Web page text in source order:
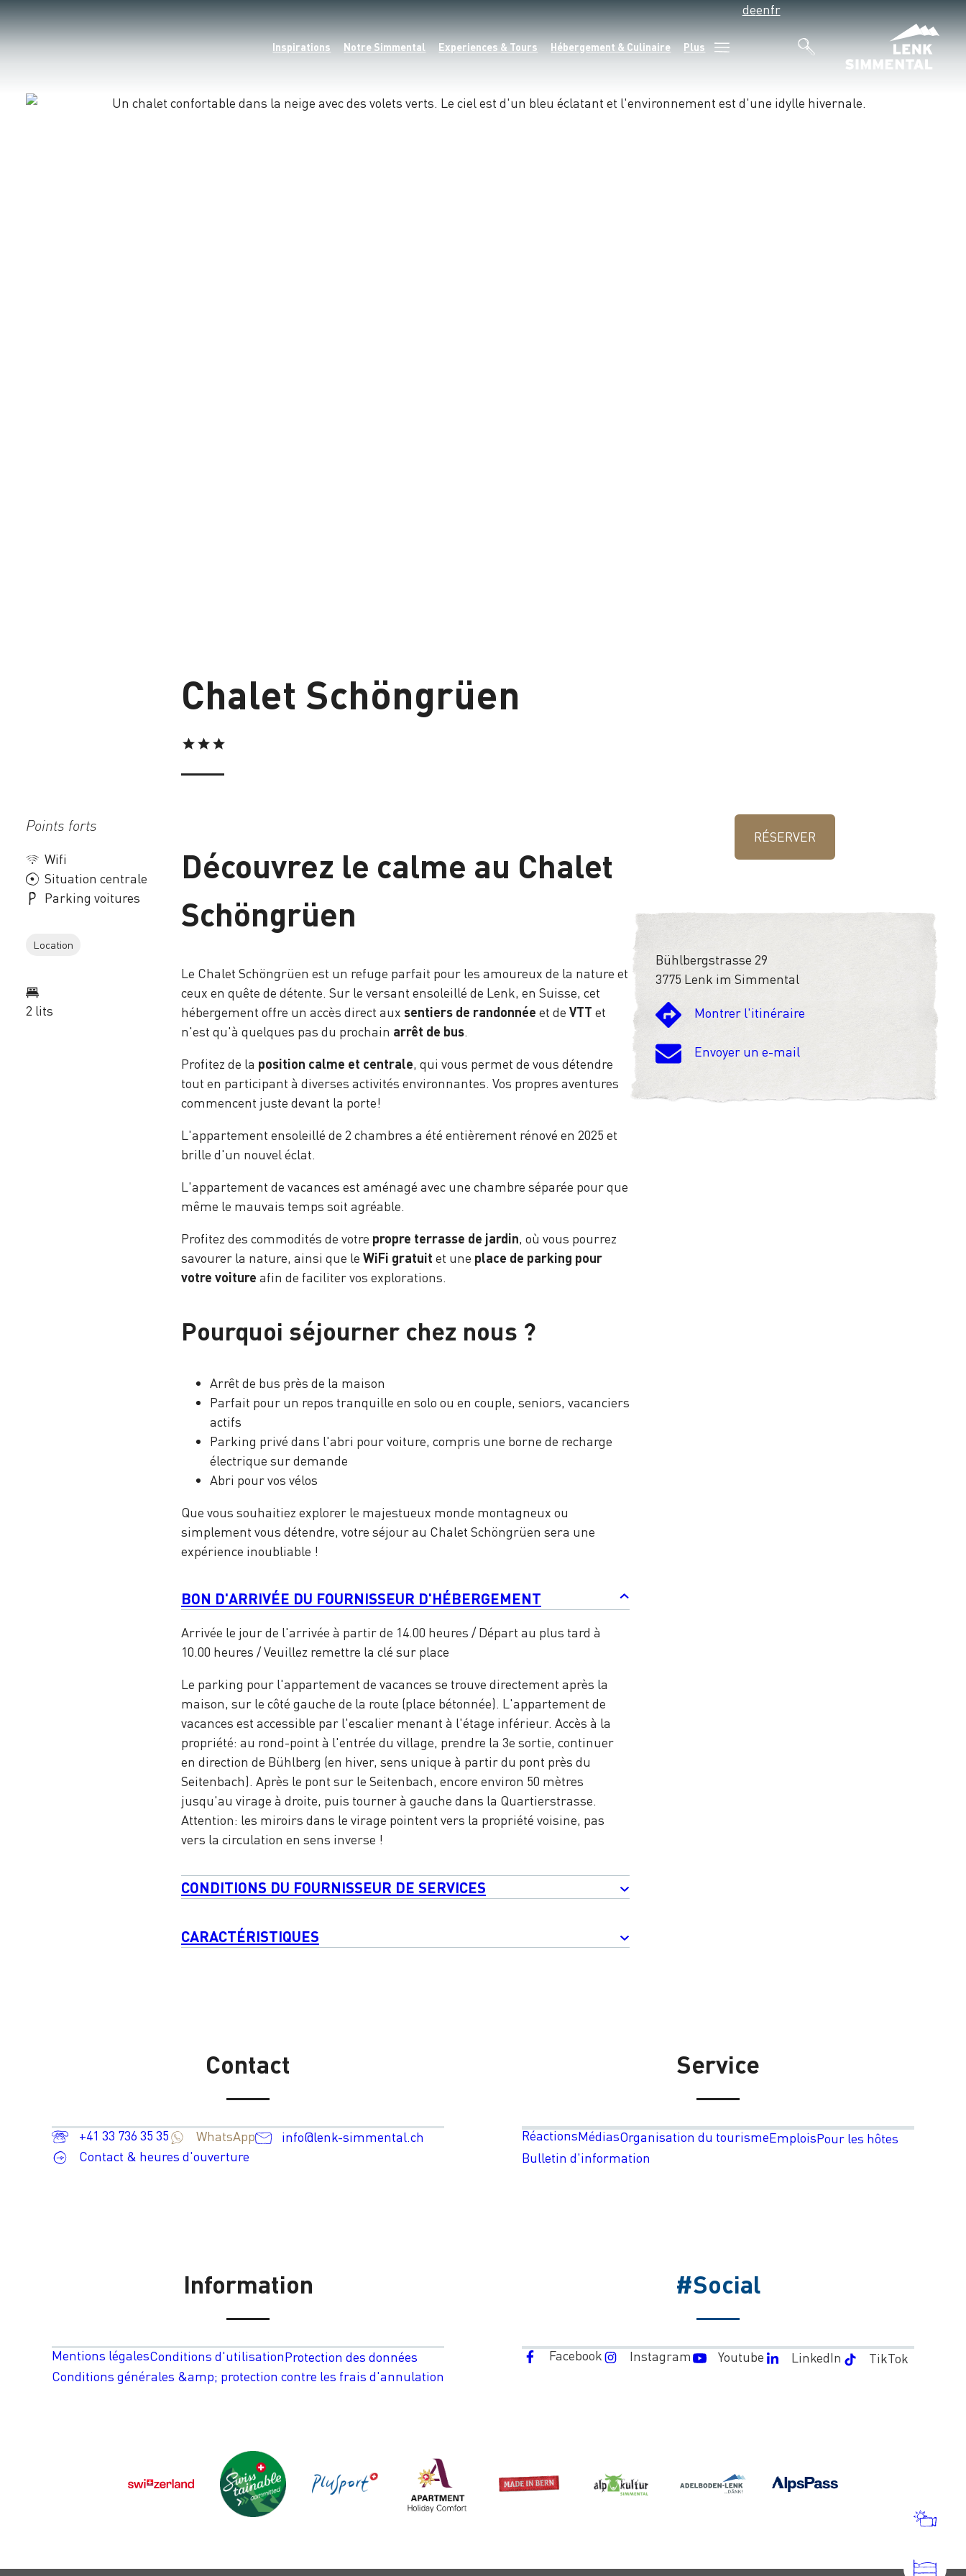
Inspirations Notre Simmental Experiences & Tours Hébergement & Culinaire Plus
deenfr
Chalet Schöngrüen
Points forts
Wifi
Situation centrale
Parking voitures
Location
2 lits
Découvrez le calme au Chalet
Schöngrüen
Le Chalet Schöngrüen est un refuge parfait pour les amoureux de la nature et
ceux en quête de détente. Sur le versant ensoleillé de Lenk, en Suisse, cet
hébergement offre un accès direct aux sentiers de randonnée et de VTT et
n'est qu'à quelques pas du prochain arrêt de bus.
Profitez de la position calme et centrale, qui vous permet de vous détendre
tout en participant à diverses activités environnantes. Vos propres aventures
commencent juste devant la porte!
L'appartement ensoleillé de 2 chambres a été entièrement rénové en 2025 et
brille d'un nouvel éclat.
L'appartement de vacances est aménagé avec une chambre séparée pour que
même le mauvais temps soit agréable.
Profitez des commodités de votre propre terrasse de jardin, où vous pourrez
savourer la nature, ainsi que le WiFi gratuit et une place de parking pour
votre voiture afin de faciliter vos explorations.
Pourquoi séjourner chez nous ?
Arrêt de bus près de la maison
Parfait pour un repos tranquille en solo ou en couple, seniors, vacanciers
actifs
Parking privé dans l'abri pour voiture, compris une borne de recharge
électrique sur demande
Abri pour vos vélos
Que vous souhaitiez explorer le majestueux monde montagneux ou
simplement vous détendre, votre séjour au Chalet Schöngrüen sera une
expérience inoubliable !
BON D'ARRIVÉE DU FOURNISSEUR D'HÉBERGEMENT
Arrivée le jour de l'arrivée à partir de 14.00 heures / Départ au plus tard à
10.00 heures / Veuillez remettre la clé sur place
Le parking pour l'appartement de vacances se trouve directement après la
maison, sur le côté gauche de la route (place bétonnée). L'appartement de
vacances est accessible par l'escalier menant à l'étage inférieur. Accès à la
propriété: au rond-point à l'entrée du village, prendre la 3e sortie, continuer
en direction de Bühlberg (en hiver, sens unique à partir du pont près du
Seitenbach). Après le pont sur le Seitenbach, encore environ 50 mètres
jusqu'au virage à droite, puis tourner à gauche dans la Quartierstrasse.
Attention: les miroirs dans le virage pointent vers la propriété voisine, pas
vers la circulation en sens inverse !
CONDITIONS DU FOURNISSEUR DE SERVICES
CARACTÉRISTIQUES
RÉSERVER
Bühlbergstrasse 29
3775 Lenk im Simmental
Montrer l'itinéraire
Envoyer un e-mail
Contact
+41 33 736 35 35 WhatsApp
info@lenk-simmental.ch
Contact & heures d'ouverture
Service
RéactionsMédiasOrganisation du tourismeEmploisPour les hôtes
Bulletin d'information
Information
Mentions légalesConditions d'utilisationProtection des données
Conditions générales &amp; protection contre les frais d'annulation
#Social
Facebook Instagram Youtube LinkedIn TikTok